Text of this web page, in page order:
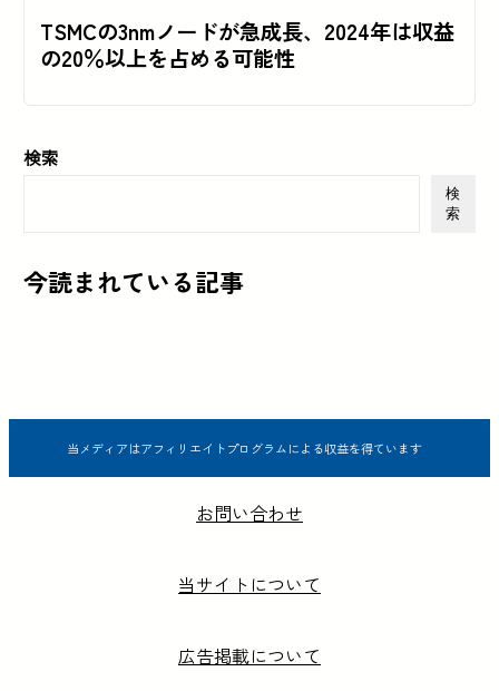
TSMCの3nmノードが急成長、2024年は収益
の20％以上を占める可能性
検索
検
索
今読まれている記事
当メディアはアフィリエイトプログラムによる収益を得ています
お問い合わせ
当サイトについて
広告掲載について